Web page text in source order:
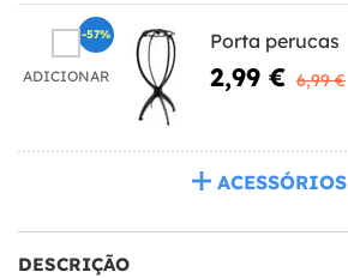
ADICIONAR
Porta perucas
2,99 € 6,99 €
-57%
ACESSÓRIOS
DESCRIÇÃO